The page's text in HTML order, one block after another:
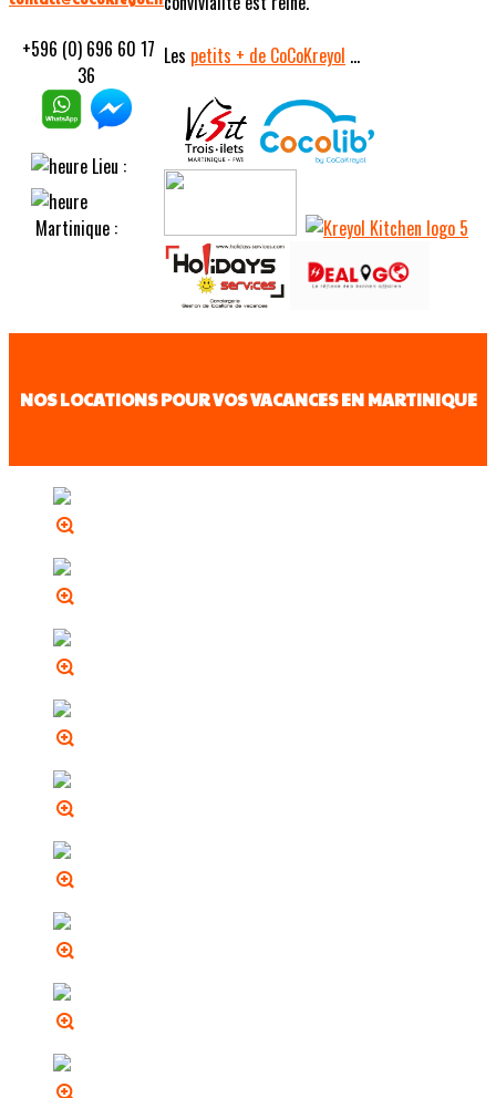
+596 (0) 696 60 17
36
Lieu :
Martinique :
Les petits + de CoCoKreyol ...
NOS LOCATIONS POUR VOS VACANCES EN MARTINIQUE